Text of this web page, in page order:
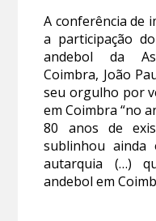
A conferência de
a participação
andebol da
Coimbra, João
seu orgulho por
em Coimbra “no
80 anos de
sublinhou ainda
autarquia (…)
andebol em